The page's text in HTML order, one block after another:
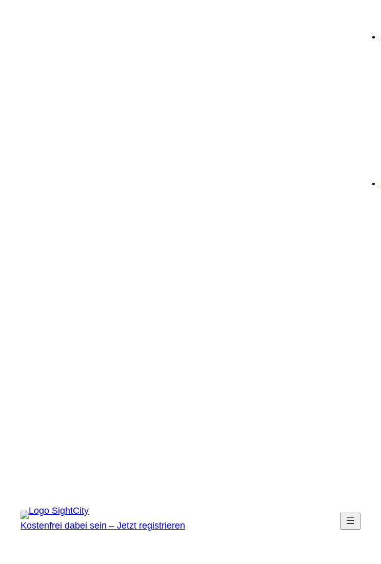
Kostenfrei dabei sein – Jetzt registrieren